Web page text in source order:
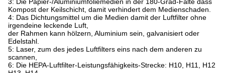
Kompost der Keilschicht, damit verhindert dem Medienschaden.
4: Das Dichtungsmittel um die Medien damit der Luftfilter ohne
irgendeine leckende Luft,
der Rahmen kann hölzern, Aluminium sein, galvanisiert oder
Edelstahl.
5: Laser, zum des jedes Luftfilters eins nach dem anderen zu
scannen,
6: Die HEPA-Luftfilter-Leistungsfähigkeits-Strecke: H10, H11, H12